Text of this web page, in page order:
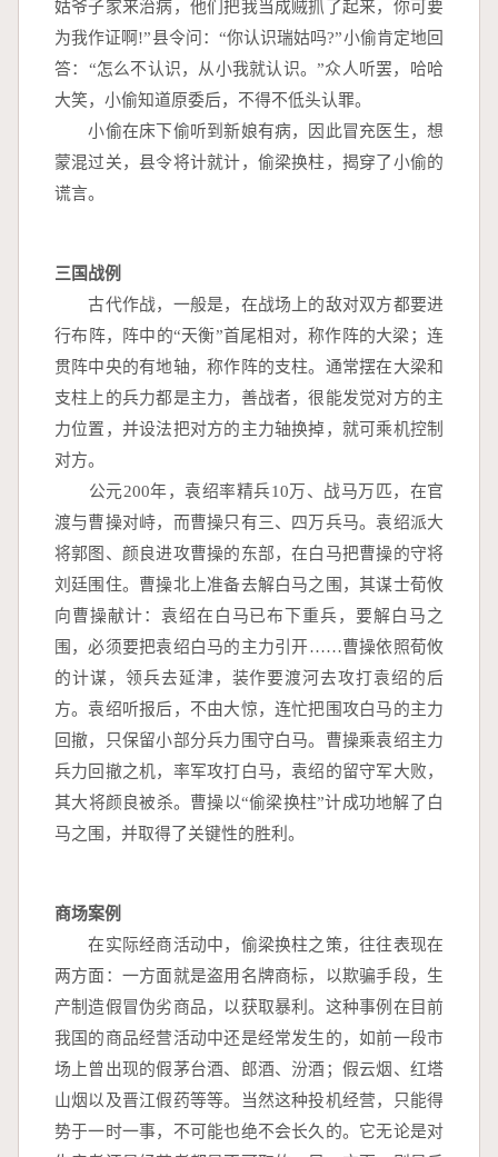
姑爷子家来治病，他们把我当成贼抓了起来，你可要
为我作证啊!”县令问：“你认识瑞姑吗?”小偷肯定地回
答：“怎么不认识，从小我就认识。”众人听罢，哈哈
大笑，小偷知道原委后，不得不低头认罪。
小偷在床下偷听到新娘有病，因此冒充医生，想
蒙混过关，县令将计就计，偷梁换柱，揭穿了小偷的
谎言。
三国战例
古代作战，一般是，在战场上的敌对双方都要进
行布阵，阵中的“天衡”首尾相对，称作阵的大梁；连
贯阵中央的有地轴，称作阵的支柱。通常摆在大梁和
支柱上的兵力都是主力，善战者，很能发觉对方的主
力位置，并设法把对方的主力轴换掉，就可乘机控制
对方。
公元200年，袁绍率精兵10万、战马万匹，在官
渡与曹操对峙，而曹操只有三、四万兵马。袁绍派大
将郭图、颜良进攻曹操的东部，在白马把曹操的守将
刘廷围住。曹操北上准备去解白马之围，其谋士荀攸
向曹操献计：袁绍在白马已布下重兵，要解白马之
围，必须要把袁绍白马的主力引开……曹操依照荀攸
的计谋，领兵去延津，装作要渡河去攻打袁绍的后
方。袁绍听报后，不由大惊，连忙把围攻白马的主力
回撤，只保留小部分兵力围守白马。曹操乘袁绍主力
兵力回撤之机，率军攻打白马，袁绍的留守军大败，
其大将颜良被杀。曹操以“偷梁换柱”计成功地解了白
马之围，并取得了关键性的胜利。
商场案例
在实际经商活动中，偷梁换柱之策，往往表现在
两方面：一方面就是盗用名牌商标，以欺骗手段，生
产制造假冒伪劣商品，以获取暴利。这种事例在目前
我国的商品经营活动中还是经常发生的，如前一段市
场上曾出现的假茅台酒、郎酒、汾酒；假云烟、红塔
山烟以及晋江假药等等。当然这种投机经营，只能得
势于一时一事，不可能也绝不会长久的。它无论是对